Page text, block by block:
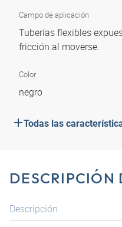
Campo de aplicación
Tuberías flexibles
fricción al moverse.
Color
negro
Todas las
DESCRIPCIÓN
Descripción